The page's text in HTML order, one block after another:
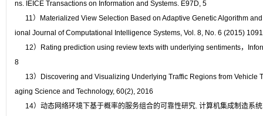
ns. IEICE Transactions on Information and Systems. E97D, 5
11）Materialized View Selection Based on Adaptive Genetic Algorithm
ional Journal of Computational Intelligence Systems, Vol. 8, No. 6 (2015)
12）Rating prediction using review texts with underlying sentiments，
8
13）Discovering and Visualizing Underlying Traffic Regions from Vehicle
aging Science and Technology, 60(2), 2016
14）动态网络环境下基于概率的服务组合的可靠性研究. 计算机集成制造系